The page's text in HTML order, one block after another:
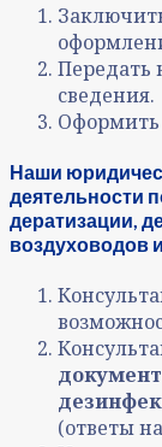
Передать
сведения.
Оформить
Наши
деятельности
дератизации,
воздуховодов
(ответы